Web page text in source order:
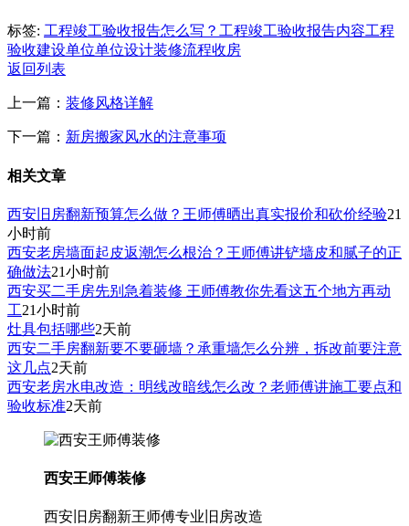
标签: 工程竣工验收报告怎么写？工程竣工验收报告内容工程
验收建设单位单位设计装修流程收房
返回列表
上一篇： 装修风格详解
下一篇： 新房搬家风水的注意事项
相关文章
西安旧房翻新预算怎么做？王师傅晒出真实报价和砍价经验21
小时前
西安老房墙面起皮返潮怎么根治？王师傅讲铲墙皮和腻子的正
确做法21小时前
西安买二手房先别急着装修 王师傅教你先看这五个地方再动
工21小时前
灶具包括哪些2天前
西安二手房翻新要不要砸墙？承重墙怎么分辨，拆改前要注意
这几点2天前
西安老房水电改造：明线改暗线怎么改？老师傅讲施工要点和
验收标准2天前
西安王师傅装修
西安旧房翻新王师傅专业旧房改造